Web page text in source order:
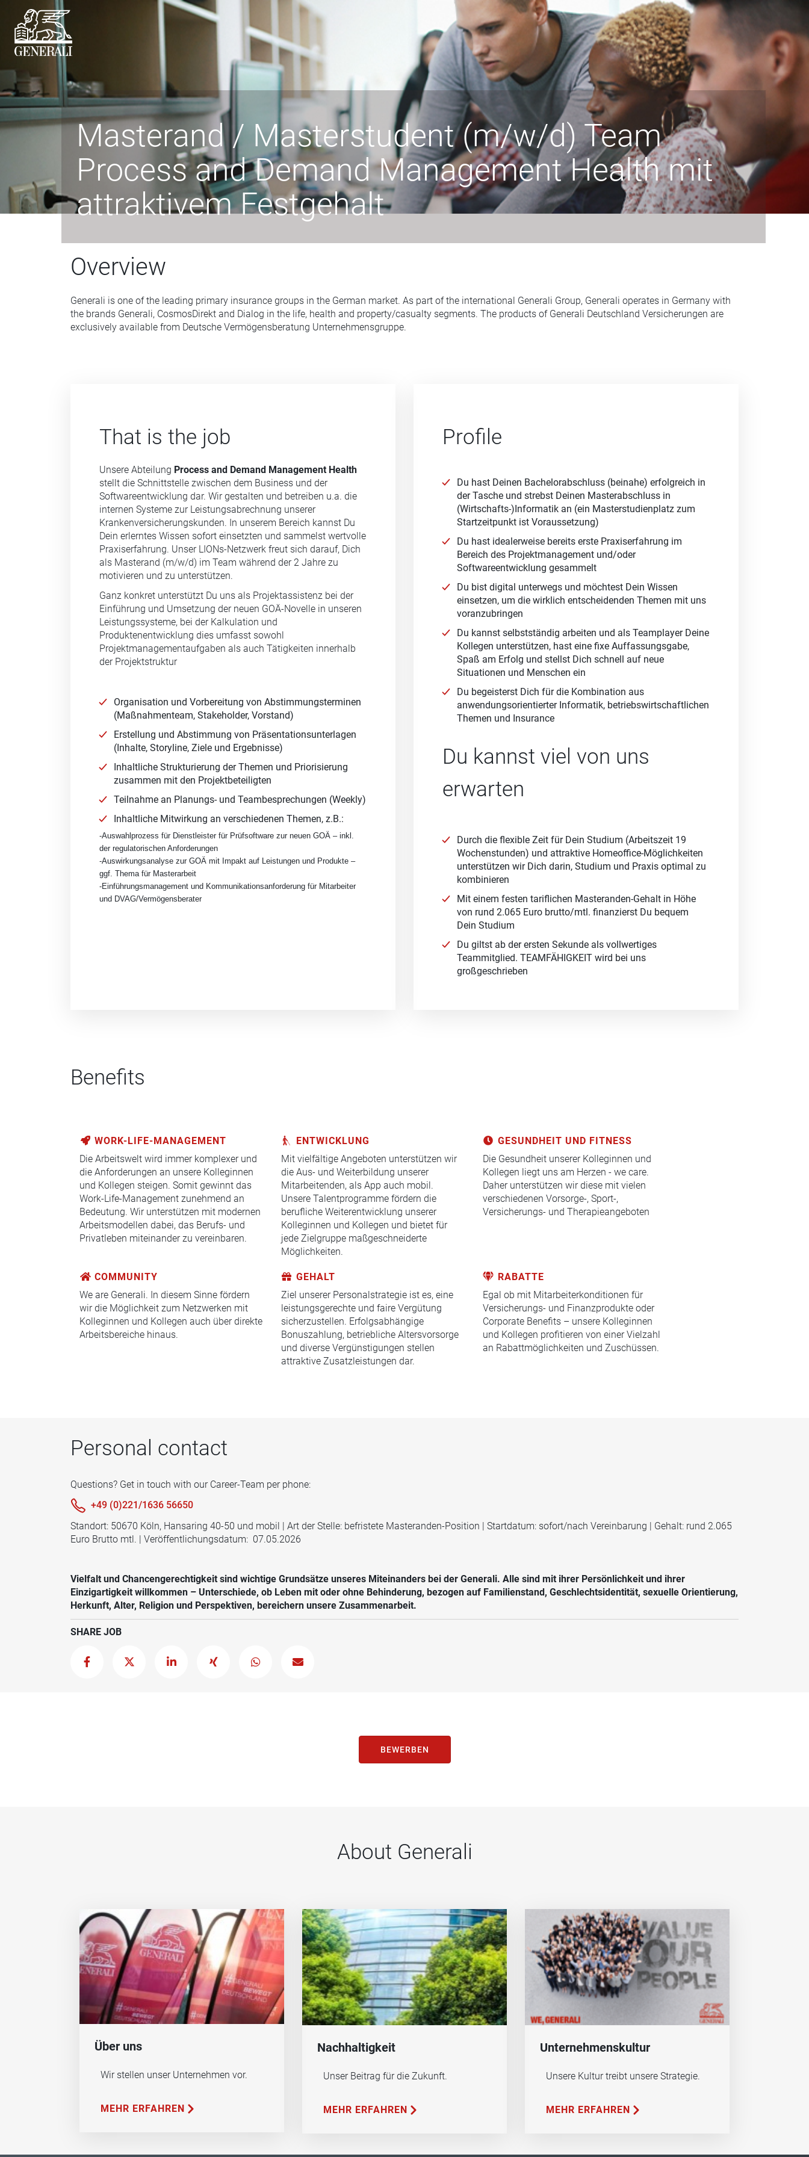
Masterand / Masterstudent (m/w/d) Team
Process and Demand Management Health mit
attraktivem Festgehalt
Overview
Generali is one of the leading primary insurance groups in the German market. As part of the international Generali Group, Generali operates in Germany with
the brands Generali, CosmosDirekt and Dialog in the life, health and property/casualty segments. The products of Generali Deutschland Versicherungen are
exclusively available from Deutsche Vermögensberatung Unternehmensgruppe.
That is the job
Unsere Abteilung Process and Demand Management Health
stellt die Schnittstelle zwischen dem Business und der
Softwareentwicklung dar. Wir gestalten und betreiben u.a. die
internen Systeme zur Leistungsabrechnung unserer
Krankenversicherungskunden. In unserem Bereich kannst Du
Dein erlerntes Wissen sofort einsetzten und sammelst wertvolle
Praxiserfahrung. Unser LIONs-Netzwerk freut sich darauf, Dich
als Masterand (m/w/d) im Team während der 2 Jahre zu
motivieren und zu unterstützen.
Ganz konkret unterstützt Du uns als Projektassistenz bei der
Einführung und Umsetzung der neuen GOÄ-Novelle in unseren
Leistungssysteme, bei der Kalkulation und
Produktenentwicklung dies umfasst sowohl
Projektmanagementaufgaben als auch Tätigkeiten innerhalb
der Projektstruktur
Organisation und Vorbereitung von Abstimmungsterminen
(Maßnahmenteam, Stakeholder, Vorstand)
Erstellung und Abstimmung von Präsentationsunterlagen
(Inhalte, Storyline, Ziele und Ergebnisse)
Inhaltliche Strukturierung der Themen und Priorisierung
zusammen mit den Projektbeteiligten
Teilnahme an Planungs- und Teambesprechungen (Weekly)
Inhaltliche Mitwirkung an verschiedenen Themen, z.B.:
-Auswahlprozess für Dienstleister für Prüfsoftware zur neuen GOÄ – inkl.
der regulatorischen Anforderungen
-Auswirkungsanalyse zur GOÄ mit Impakt auf Leistungen und Produkte –
ggf. Thema für Masterarbeit
-Einführungsmanagement und Kommunikationsanforderung für Mitarbeiter
und DVAG/Vermögensberater
Profile
Du hast Deinen Bachelorabschluss (beinahe) erfolgreich in
der Tasche und strebst Deinen Masterabschluss in
(Wirtschafts-)Informatik an (ein Masterstudienplatz zum
Startzeitpunkt ist Voraussetzung)
Du hast idealerweise bereits erste Praxiserfahrung im
Bereich des Projektmanagement und/oder
Softwareentwicklung gesammelt
Du bist digital unterwegs und möchtest Dein Wissen
einsetzen, um die wirklich entscheidenden Themen mit uns
voranzubringen
Du kannst selbstständig arbeiten und als Teamplayer Deine
Kollegen unterstützen, hast eine fixe Auffassungsgabe,
Spaß am Erfolg und stellst Dich schnell auf neue
Situationen und Menschen ein
Du begeisterst Dich für die Kombination aus
anwendungsorientierter Informatik, betriebswirtschaftlichen
Themen und Insurance
Du kannst viel von uns
erwarten
Durch die flexible Zeit für Dein Studium (Arbeitszeit 19
Wochenstunden) und attraktive Homeoffice-Möglichkeiten
unterstützen wir Dich darin, Studium und Praxis optimal zu
kombinieren
Mit einem festen tariflichen Masteranden-Gehalt in Höhe
von rund 2.065 Euro brutto/mtl. finanzierst Du bequem
Dein Studium
Du giltst ab der ersten Sekunde als vollwertiges
Teammitglied. TEAMFÄHIGKEIT wird bei uns
großgeschrieben
Benefits
WORK-LIFE-MANAGEMENT
Die Arbeitswelt wird immer komplexer und
die Anforderungen an unsere Kolleginnen
und Kollegen steigen. Somit gewinnt das
Work-Life-Management zunehmend an
Bedeutung. Wir unterstützen mit modernen
Arbeitsmodellen dabei, das Berufs- und
Privatleben miteinander zu vereinbaren.
ENTWICKLUNG
Mit vielfältige Angeboten unterstützen wir
die Aus- und Weiterbildung unserer
Mitarbeitenden, als App auch mobil.
Unsere Talentprogramme fördern die
berufliche Weiterentwicklung unserer
Kolleginnen und Kollegen und bietet für
jede Zielgruppe maßgeschneiderte
Möglichkeiten.
GESUNDHEIT UND FITNESS
Die Gesundheit unserer Kolleginnen und
Kollegen liegt uns am Herzen - we care.
Daher unterstützen wir diese mit vielen
verschiedenen Vorsorge-, Sport-,
Versicherungs- und Therapieangeboten
COMMUNITY
We are Generali. In diesem Sinne fördern
wir die Möglichkeit zum Netzwerken mit
Kolleginnen und Kollegen auch über direkte
Arbeitsbereiche hinaus.
GEHALT
Ziel unserer Personalstrategie ist es, eine
leistungsgerechte und faire Vergütung
sicherzustellen. Erfolgsabhängige
Bonuszahlung, betriebliche Altersvorsorge
und diverse Vergünstigungen stellen
attraktive Zusatzleistungen dar.
RABATTE
Egal ob mit Mitarbeiterkonditionen für
Versicherungs- und Finanzprodukte oder
Corporate Benefits – unsere Kolleginnen
und Kollegen profitieren von einer Vielzahl
an Rabattmöglichkeiten und Zuschüssen.
Personal contact
Questions? Get in touch with our Career-Team per phone:
+49 (0)221/1636 56650
Standort: 50670 Köln, Hansaring 40-50 und mobil | Art der Stelle: befristete Masteranden-Position | Startdatum: sofort/nach Vereinbarung | Gehalt: rund 2.065
Euro Brutto mtl. | Veröffentlichungsdatum: 07.05.2026
Vielfalt und Chancengerechtigkeit sind wichtige Grundsätze unseres Miteinanders bei der Generali. Alle sind mit ihrer Persönlichkeit und ihrer
Einzigartigkeit willkommen – Unterschiede, ob Leben mit oder ohne Behinderung, bezogen auf Familienstand, Geschlechtsidentität, sexuelle Orientierung,
Herkunft, Alter, Religion und Perspektiven, bereichern unsere Zusammenarbeit.
SHARE JOB
BEWERBEN
About Generali
Über uns
Wir stellen unser Unternehmen vor.
MEHR ERFAHREN
Nachhaltigkeit
Unser Beitrag für die Zukunft.
MEHR ERFAHREN
Unternehmenskultur
Unsere Kultur treibt unsere Strategie.
MEHR ERFAHREN